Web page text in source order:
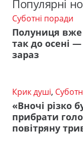
Популярні
Суботні поради
Полуниця вже
так до осені
зараз
Крик душі,
«Вночі різко
прибрати
повітряну